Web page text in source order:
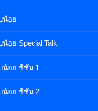
น้อย
น้อย Special Talk
น้อย ซีซัน 1
น้อย ซีซัน 2